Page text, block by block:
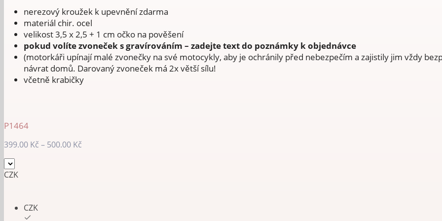
nerezový kroužek k upevnění zdarma
materiál chir. ocel
velikost 3,5 x 2,5 + 1 cm očko na pověšení
pokud volíte zvoneček s gravírováním – zadejte text do poznámky k objednávce
(motorkáři upínají malé zvonečky na své motocykly, aby je ochránily před nebezpečím a zajistily jim vždy
návrat domů. Darovaný zvoneček má 2x větší sílu!
včetně krabičky
P1464
399.00 Kč – 500.00 Kč
CZK
CZK